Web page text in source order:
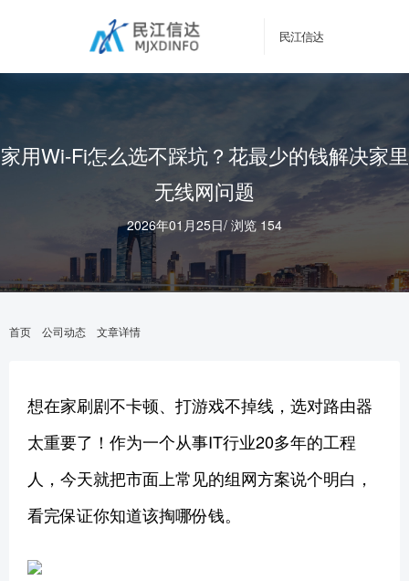
民江信达
家用Wi-Fi怎么选不踩坑？花最少的钱解决家里
无线网问题
2026年01月25日/ 浏览 154
首页 公司动态 文章详情
想在家刷剧不卡顿、打游戏不掉线，选对路由器
太重要了！作为一个从事IT行业20多年的工程
人，今天就把市面上常见的组网方案说个明白，
看完保证你知道该掏哪份钱。